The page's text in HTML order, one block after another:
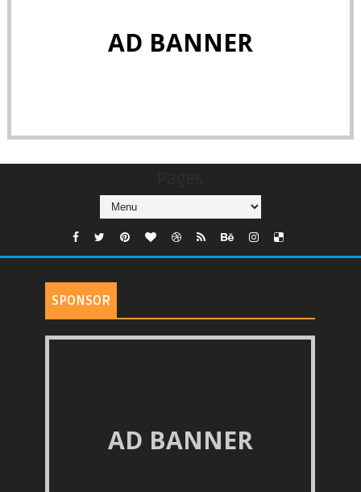
AD BANNER
SPONSOR
AD BANNER